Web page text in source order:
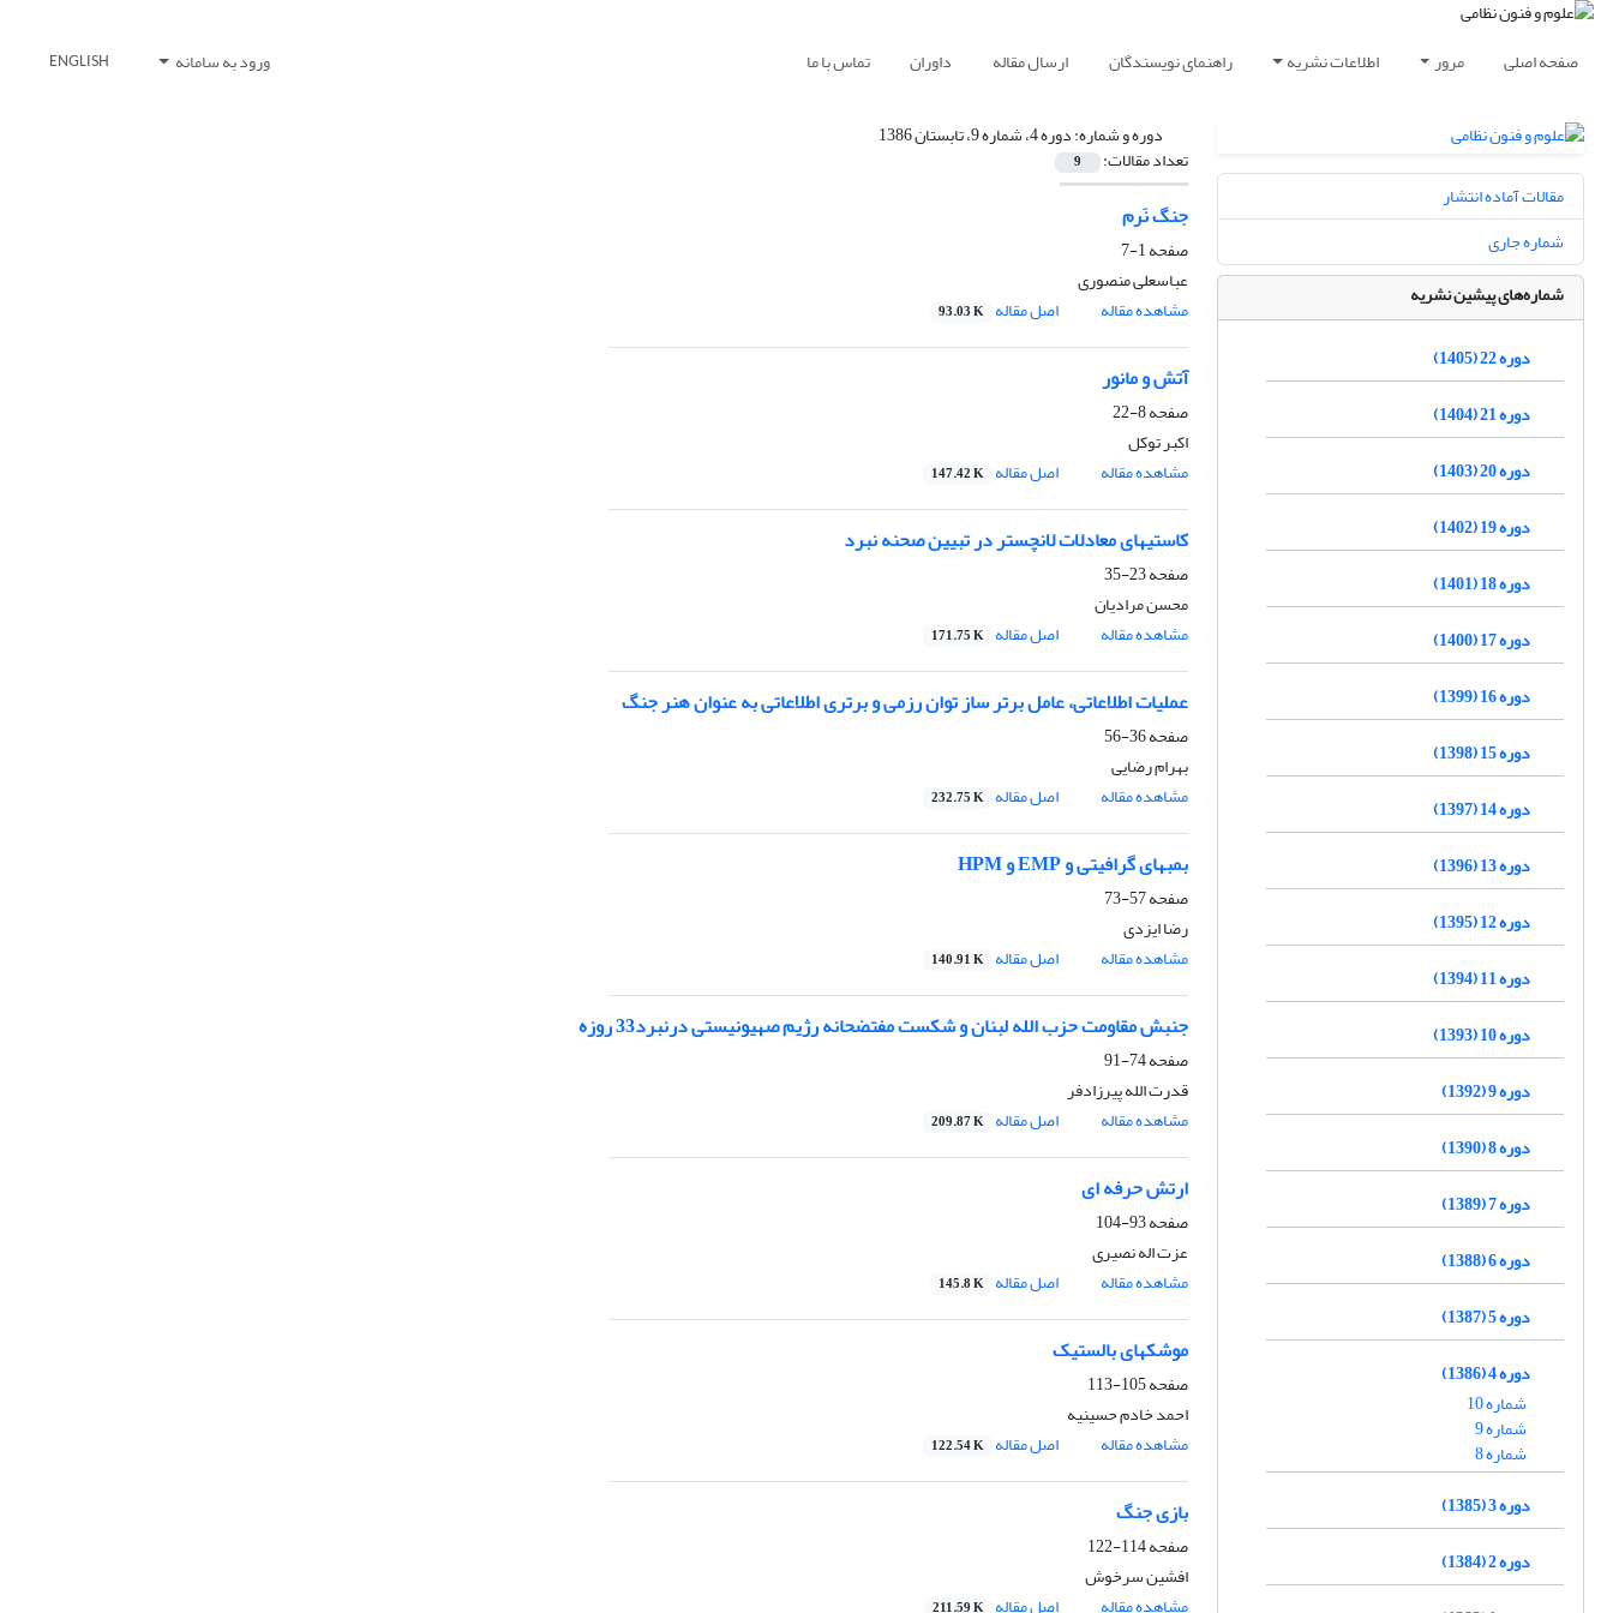
صفحه اصلی مرور اطلاعات نشریه راهنمای نویسندگان ارسال مقاله داوران تماس با ما ورود به سامانه ENGLISH
دوره و شماره:دوره 4، شماره 9، تابستان 1386
تعداد مقالات: 9
جنگ نَرم
صفحه1-7
عباسعلی منصوری
مشاهده مقاله
اصل مقاله 93.03 K
آتش و مانور
صفحه8-22
اکبر توکل
مشاهده مقاله
اصل مقاله 147.42 K
کاستیهای معادلات لانچستر در تبیین صحنه نبرد
صفحه23-35
محسن مرادیان
مشاهده مقاله
اصل مقاله 171.75 K
عملیات اطلاعاتی، عامل برتر ساز توان رزمی و برتری اطلاعاتی به عنوان هنر جنگ
صفحه36-56
بهرام رضایی
مشاهده مقاله
اصل مقاله 232.75 K
بمبهای گرافیتی و EMP و HPM
صفحه57-73
رضا ایزدی
مشاهده مقاله
اصل مقاله 140.91 K
جنبش مقاومت حزب الله لبنان و شکست مفتضحانه رژیم صهیونیستی درنبرد33 روزه
صفحه74-91
قدرت الله پیرزادفر
مشاهده مقاله
اصل مقاله 209.87 K
ارتش حرفه ای
صفحه93-104
عزت اله نصیری
مشاهده مقاله
اصل مقاله 145.8 K
موشکهای بالستیک
صفحه105-113
احمد خادم حسینیه
مشاهده مقاله
اصل مقاله 122.54 K
بازی جنگ
صفحه114-122
افشین سرخوش
مقالات آماده انتشار
شماره جاری
شماره‌های پیشین نشریه
دوره 22 (1405)
دوره 21 (1404)
دوره 20 (1403)
دوره 19 (1402)
دوره 18 (1401)
دوره 17 (1400)
دوره 16 (1399)
دوره 15 (1398)
دوره 14 (1397)
دوره 13 (1396)
دوره 12 (1395)
دوره 11 (1394)
دوره 10 (1393)
دوره 9 (1392)
دوره 8 (1390)
دوره 7 (1389)
دوره 6 (1388)
دوره 5 (1387)
دوره 4 (1386)
شماره 10
شماره 9
شماره 8
دوره 3 (1385)
دوره 2 (1384)